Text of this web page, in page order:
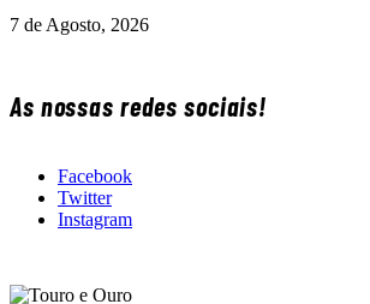
7 de Agosto, 2026
As nossas redes sociais!
Facebook
Twitter
Instagram